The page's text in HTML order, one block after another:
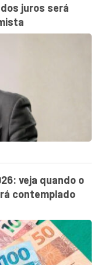
juros será
veja quando o
contemplado